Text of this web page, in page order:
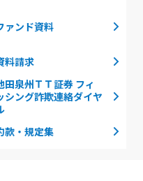
ァンド資料
料請求
田泉州ＴＴ証券 フィ
シング詐欺連絡ダイヤ
款・規定集